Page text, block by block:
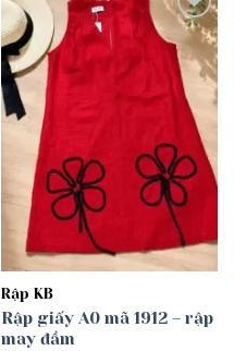
Add to
wishlist
Rập KB
Rập giấy A0 mã 1912 – rập
may đầm